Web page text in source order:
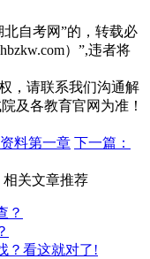
自考网”的，转载必
）”,违者将
，请联系我们沟通解
及各教育官网为准！
料第一章 下一篇：
关文章推荐
？
？看这就对了!